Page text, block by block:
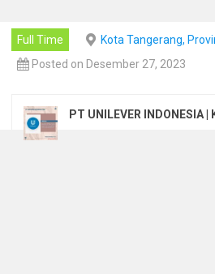
Full Time
Kota Tangerang,
Posted on Desember 27, 2023
PT UNILEVER INDONESIA |